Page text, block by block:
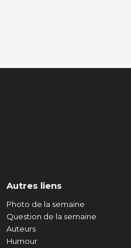
Autres liens
Photo de la semaine
Question de la semaine
Auteurs
Humour